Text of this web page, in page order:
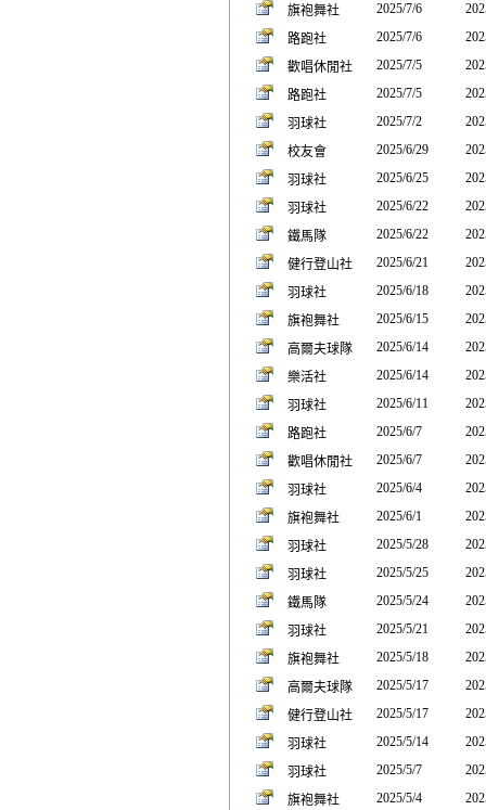
旗袍舞社
2025/7/6
路跑社
2025/7/6
歡唱休閒社
2025/7/5
路跑社
2025/7/5
羽球社
2025/7/2
校友會
2025/6/29
羽球社
2025/6/25
羽球社
2025/6/22
鐵馬隊
2025/6/22
健行登山社
2025/6/21
羽球社
2025/6/18
旗袍舞社
2025/6/15
高爾夫球隊
2025/6/14
樂活社
2025/6/14
羽球社
2025/6/11
路跑社
2025/6/7
歡唱休閒社
2025/6/7
羽球社
2025/6/4
旗袍舞社
2025/6/1
羽球社
2025/5/28
羽球社
2025/5/25
鐵馬隊
2025/5/24
羽球社
2025/5/21
旗袍舞社
2025/5/18
高爾夫球隊
2025/5/17
健行登山社
2025/5/17
羽球社
2025/5/14
羽球社
2025/5/7
旗袍舞社
2025/5/4